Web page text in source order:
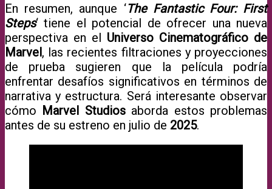
En resumen, aunque ‘The Fantastic Four: First
Steps‘ tiene el potencial de ofrecer una nueva
perspectiva en el Universo Cinematográfico de
Marvel, las recientes filtraciones y proyecciones
de prueba sugieren que la película podría
enfrentar desafíos significativos en términos de
narrativa y estructura. Será interesante observar
cómo Marvel Studios aborda estos problemas
antes de su estreno en julio de 2025.